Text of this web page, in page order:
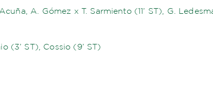
A. Gómez x T. Sarmiento (11’ ST), G.
(3’ ST), Cossio (9’ ST)